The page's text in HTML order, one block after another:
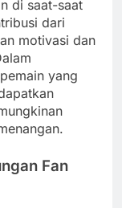
di saat-saat
dari
motivasi dan
yang
Fan